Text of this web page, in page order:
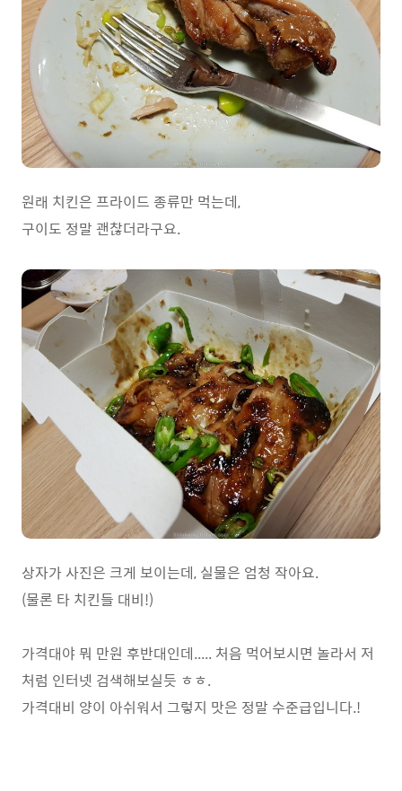
원래 치킨은 프라이드 종류만 먹는데,
구이도 정말 괜찮더라구요.
상자가 사진은 크게 보이는데, 실물은 엄청 작아요.
(물론 타 치킨들 대비!)
가격대야 뭐 만원 후반대인데..... 처음 먹어보시면 놀라서 저
처럼 인터넷 검색해보실듯 ㅎㅎ.
가격대비 양이 아쉬워서 그렇지 맛은 정말 수준급입니다.!